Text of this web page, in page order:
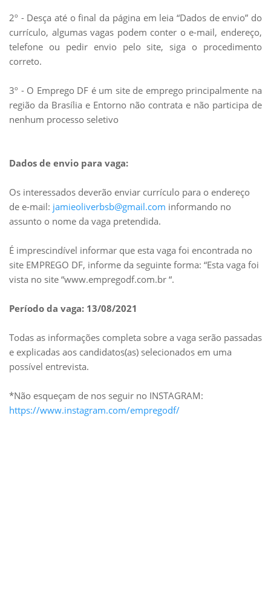
2º - Desça até o final da página em leia “Dados de envio” do
currículo, algumas vagas podem conter o e-mail, endereço,
telefone ou pedir envio pelo site, siga o procedimento
correto.
3º - O Emprego DF é um site de emprego principalmente na
região da Brasília e Entorno não contrata e não participa de
nenhum processo seletivo
Dados de envio para vaga:
Os interessados deverão enviar currículo para o endereço
de e-mail: jamieoliverbsb@gmail.com informando no
assunto o nome da vaga pretendida.
É imprescindível informar que esta vaga foi encontrada no
site EMPREGO DF, informe da seguinte forma: “Esta vaga foi
vista no site “www.empregodf.com.br “.
Período da vaga: 13/08/2021
Todas as informações completa sobre a vaga serão passadas
e explicadas aos candidatos(as) selecionados em uma
possível entrevista.
*Não esqueçam de nos seguir no INSTAGRAM:
https://www.instagram.com/empregodf/